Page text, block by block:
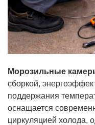
Морозильные
сборкой,
поддержания
оснащается
циркуляцией холода,